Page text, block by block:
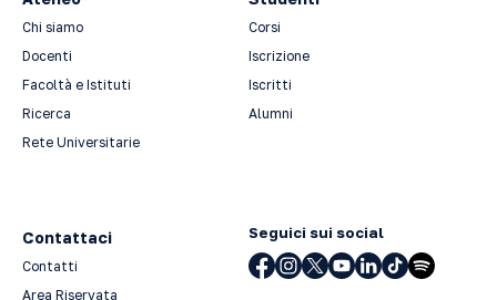
Chi siamo
Docenti
Facoltà e Istituti
Ricerca
Rete Universitarie
Corsi
Iscrizione
Iscritti
Alumni
Contattaci
Contatti
Area Riservata
Seguici sui social